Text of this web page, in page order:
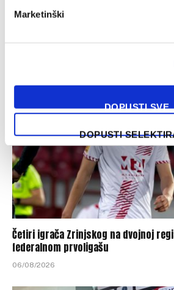
Marketinški
DOPUSTI SVE
DOPUSTI
Željezničar objavio imena igrača koji
sutrašnji meč
Četiri igrača Zrinjskog na dvojnoj
federalnom prvoligašu
06/08/2026